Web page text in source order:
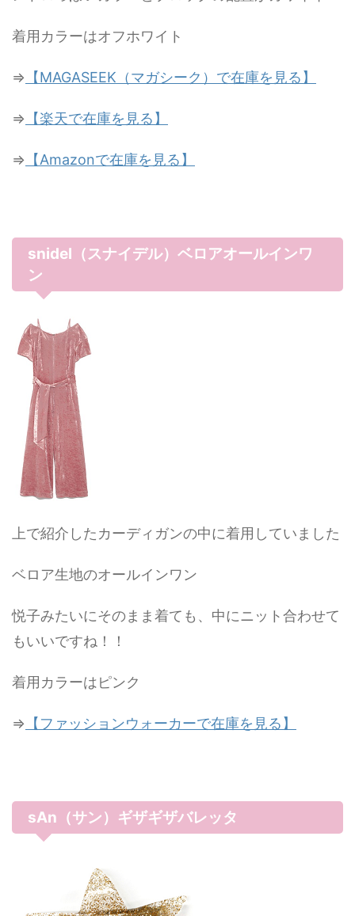
着用カラーはオフホワイト
⇒ 【MAGASEEK（マガシーク）で在庫を見る】
⇒ 【楽天で在庫を見る】
⇒ 【Amazonで在庫を見る】
snidel（スナイデル）ベロアオールインワ
ン
上で紹介したカーディガンの中に着用していました
ベロア生地のオールインワン
悦子みたいにそのまま着ても、中にニット合わせて
もいいですね！！
着用カラーはピンク
⇒ 【ファッションウォーカーで在庫を見る】
sAn（サン）ギザギザバレッタ